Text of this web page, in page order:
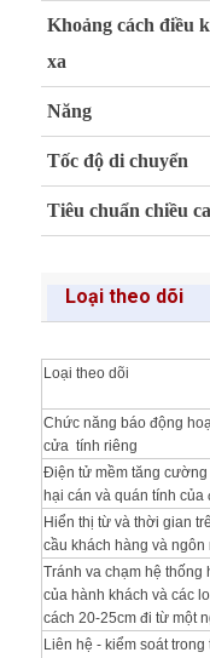
Khoảng cách điều
xa
Năng
Tốc độ di chuyển
Tiêu chuẩn chiều
Loại theo dõi
Loại theo dõi
Chức năng báo động
cửa tính riêng
Điện tử mềm tăng cường
hại cán và quán tính của
Hiển thị từ và thời gian
cầu khách hàng và ngôn
Tránh va chạm hệ thống
của hành khách và các
cách 20-25cm đi từ một
Liên hệ - kiểm soát